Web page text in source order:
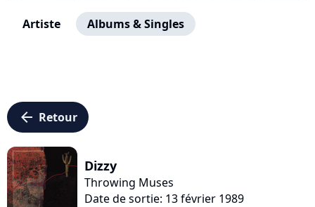
Artiste Albums & Singles
arrow_left Retour
Dizzy
Throwing Muses
Date de sortie: 13 février 1989